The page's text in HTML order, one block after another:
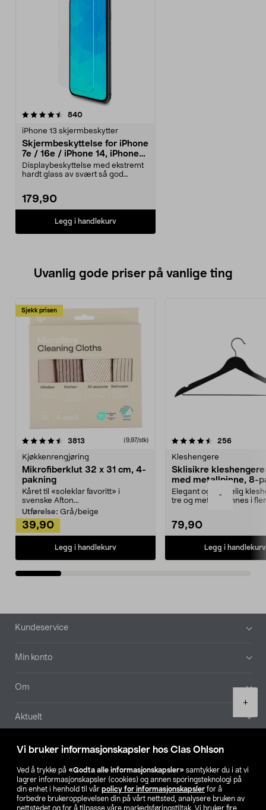
Vi bruker informasjonskapsler hos Clas Ohlson
Ved å trykke på «Godta alle informasjonskapsler» samtykker du i at vi
lagrer informasjonskapsler (cookies) og annen sporingsteknologi på
din enhet i henhold til vår policy for informasjonskapsler for å
forbedre brukeropplevelsen din på vårt nettsted, analysere bruken av
nettstedet og for å tilpasse våre markedsføringstiltak. Vi bruker fire
-
+
840anmeldelser
iPhone 13 skjermbeskytter
Skjermbeskyttelse for iPhone
7e / 16e / iPhone 14, iPhone
13 / 13 Pro, Tempered Glass
Displaybeskyttelse med ekstremt
hardt glass av svært så god
179,90
Legg i handlekurv
Uvanlig gode priser på vanlige ting
Sjekk prisen
3813 anmeldelser(9,97/stk)
Kjøkkenrengjøring
Mikrofiberklut 32 x 31 cm, 4-
pakning
Kåret til «soleklar favoritt» i
svenske Afton...
Utførelse: Grå/beige
39,90
Legg i handlekurv
4.5av 5 stjerner 256
Kleshengere
Sklisikre
med metallpinne, 8-
Elegant og skikkelig
tre og metall – finnes i
79,90
Legg i handlekurv
4.5av 5 stjerner
Bunntekst
Kundeservice
Min konto
Om
Aktuelt
Våre selskaper
Finn din butikk
SE NO FI